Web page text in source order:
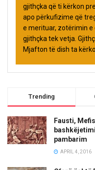
gjithçka që ti kërkon
apo përkufizime që
e merituar, zotërimin e
gjithçka tek vetja.
Mjafton të dish ta
Trending
Fausti,
pambarim
APRIL 4, 2016